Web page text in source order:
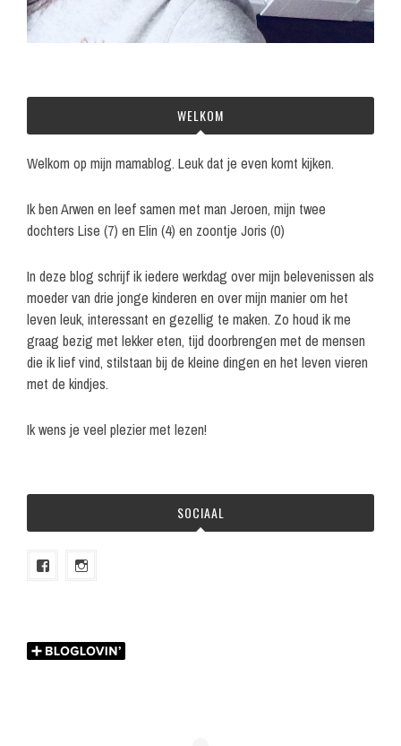
WELKOM
Welkom op mijn mamablog. Leuk dat je even komt kijken.
Ik ben Arwen en leef samen met man Jeroen, mijn twee
dochters Lise (7) en Elin (4) en zoontje Joris (0)
In deze blog schrijf ik iedere werkdag over mijn belevenissen als
moeder van drie jonge kinderen en over mijn manier om het
leven leuk, interessant en gezellig te maken. Zo houd ik me
graag bezig met lekker eten, tijd doorbrengen met de mensen
die ik lief vind, stilstaan bij de kleine dingen en het leven vieren
met de kindjes.
Ik wens je veel plezier met lezen!
SOCIAAL
op
op